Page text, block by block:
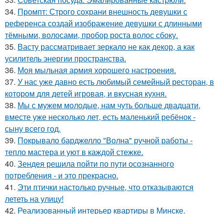
34. Промпт: Строго сохрани внешность девушки с
референса создай изображение девушки с длинными
тёмными, волосами, пробор роста волос сбоку.
35. Васту рассматривает зеркало не как декор, а как
усилитель энергии пространства.
36. Моя мыльная армия хорошего настроения.
37. У нас уже давно есть любимый семейный ресторан, в
котором для детей игровая, и вкусная кухня.
38. Мы с мужем молодые, нам чуть больше двадцати,
вместе уже несколько лет, есть маленький ребёнок -
сыну всего год.
39. Покрывало барджелло "Волна" ручной работы -
тепло мастера и уют в каждой стежке.
40. Зендея решила пойти по пути осознанного
потребления - и это прекрасно.
41. Эти птички настолько ручные, что отказываются
лететь на улицу!
42. Реализованный интерьер квартиры в Минске.